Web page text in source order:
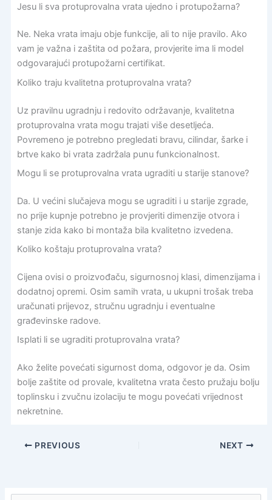
Jesu li sva protuprovalna vrata ujedno i protupožarna?
Ne. Neka vrata imaju obje funkcije, ali to nije pravilo. Ako
vam je važna i zaštita od požara, provjerite ima li model
odgovarajući protupožarni certifikat.
Koliko traju kvalitetna protuprovalna vrata?
Uz pravilnu ugradnju i redovito održavanje, kvalitetna
protuprovalna vrata mogu trajati više desetljeća.
Povremeno je potrebno pregledati bravu, cilindar, šarke i
brtve kako bi vrata zadržala punu funkcionalnost.
Mogu li se protuprovalna vrata ugraditi u starije stanove?
Da. U većini slučajeva mogu se ugraditi i u starije zgrade,
no prije kupnje potrebno je provjeriti dimenzije otvora i
stanje zida kako bi montaža bila kvalitetno izvedena.
Koliko koštaju protuprovalna vrata?
Cijena ovisi o proizvođaču, sigurnosnoj klasi, dimenzijama i
dodatnoj opremi. Osim samih vrata, u ukupni trošak treba
uračunati prijevoz, stručnu ugradnju i eventualne
građevinske radove.
Isplati li se ugraditi protuprovalna vrata?
Ako želite povećati sigurnost doma, odgovor je da. Osim
bolje zaštite od provale, kvalitetna vrata često pružaju bolju
toplinsku i zvučnu izolaciju te mogu povećati vrijednost
nekretnine.
PREVIOUS NEXT